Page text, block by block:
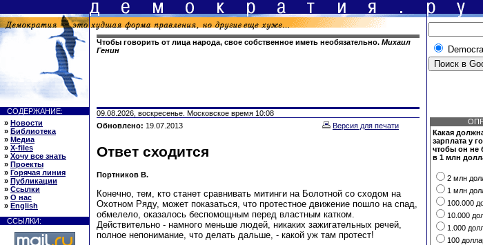
Чтобы говорить от лица народа, свое собственное иметь необязательно. Михаил
Генин
СОДЕРЖАНИЕ:
» Новости
» Библиотека
» Медиа
» X-files
» Хочу все знать
» Проекты
» Горячая линия
» Публикации
» Ссылки
» О нас
» English
ССЫЛКИ:
09.08.2026, воскресенье. Московское время 10:08
Обновлено: 19.07.2013 Версия для печати
Ответ сходится
Портников В.
Конечно, тем, кто станет сравнивать митинги на Болотной со сходом на
Охотном Ряду, может показаться, что протестное движение пошло на спад,
обмелело, оказалось беспомощным перед властным катком.
Действительно - намного меньше людей, никаких зажигательных речей,
полное непонимание, что делать дальше, - какой уж там протест!
Какая
зарплата у
чтобы он не
в 1 млн
2 млн
1 млн
100.000
10.000
1.000
100